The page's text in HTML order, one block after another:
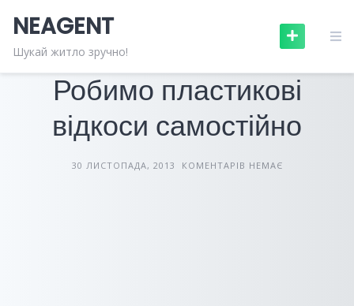
content
NEAGENT
Шукай житло зручно!БУДІВЕЛЬНІ МАТЕРІАЛИ
Робимо пластикові
відкоси самостійно
30 ЛИСТОПАДА, 2013 КОМЕНТАРІВ НЕМАЄ